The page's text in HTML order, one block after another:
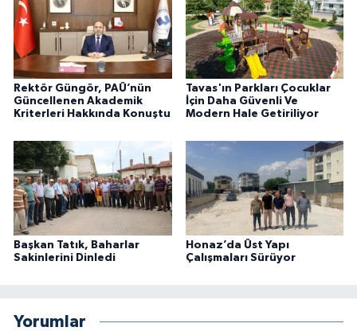
Rektör Güngör, PAÜ’nün
Güncellenen Akademik
Kriterleri Hakkında Konuştu
Tavas'ın Parkları Çocuklar
İçin Daha Güvenli Ve
Modern Hale Getiriliyor
Başkan Tatık, Baharlar
Sakinlerini Dinledi
Honaz’da Üst Yapı
Çalışmaları Sürüyor
Yorumlar